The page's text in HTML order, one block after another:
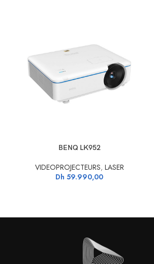
AJOUTER AU PANIER
BENQ LK952
VIDEOPROJECTEURS, LASER
Dh 59.990,00